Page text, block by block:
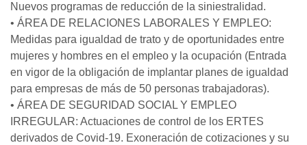
Nuevos programas de reducción de la siniestralidad.
• ÁREA DE RELACIONES LABORALES Y EMPLEO:
Medidas para igualdad de trato y de oportunidades entre
mujeres y hombres en el empleo y la ocupación (Entrada
en vigor de la obligación de implantar planes de igualdad
para empresas de más de 50 personas trabajadoras).
• ÁREA DE SEGURIDAD SOCIAL Y EMPLEO
IRREGULAR: Actuaciones de control de los ERTES
derivados de Covid-19. Exoneración de cotizaciones y su